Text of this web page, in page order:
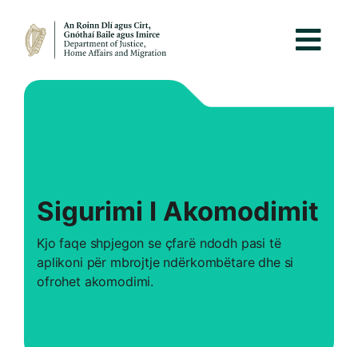
Sigurimi I Akomodimit
Kjo faqe shpjegon se çfarë ndodh pasi të
aplikoni për mbrojtje ndërkombëtare dhe si
ofrohet akomodimi.